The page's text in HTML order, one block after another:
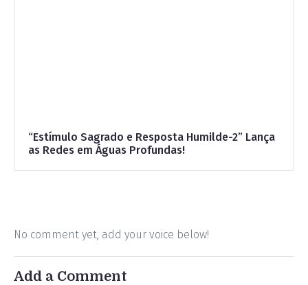
“Estímulo Sagrado e Resposta Humilde-2” Lança
as Redes em Águas Profundas!
No comment yet, add your voice below!
Add a Comment